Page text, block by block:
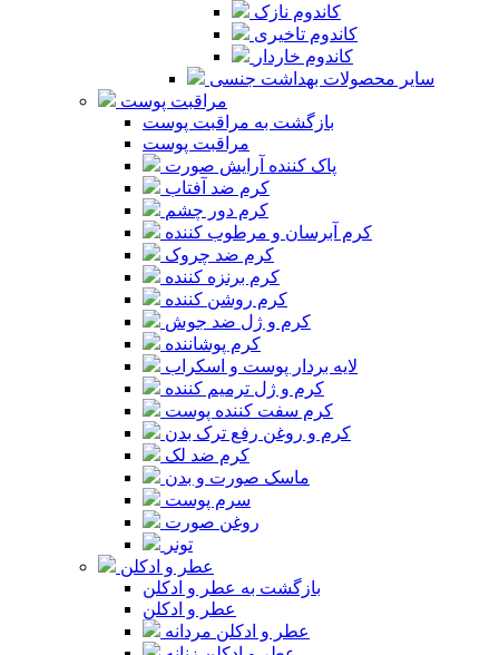
کاندوم نازک
کاندوم تاخیری
کاندوم خاردار
سایر محصولات بهداشت جنسی
مراقبت پوست
بازگشت به مراقبت پوست
مراقبت پوست
پاک کننده آرایش صورت
کرم ضد آفتاب
کرم دور چشم
کرم آبرسان و مرطوب کننده
کرم ضد چروک
کرم برنزه کننده
کرم روشن کننده
کرم و ژل ضد جوش
کرم پوشاننده
لایه بردار پوست و اسکراب
کرم و ژل ترمیم کننده
کرم سفت کننده پوست
کرم و روغن رفع ترک بدن
کرم ضد لک
ماسک صورت و بدن
سرم پوست
روغن صورت
تونر
عطر و ادکلن
بازگشت به عطر و ادکلن
عطر و ادکلن
عطر و ادکلن مردانه